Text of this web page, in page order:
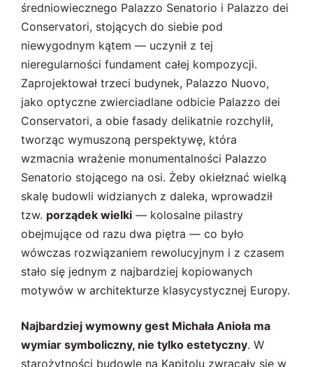
średniowiecznego Palazzo Senatorio i Palazzo dei
Conservatori, stojących do siebie pod
niewygodnym kątem — uczynił z tej
nieregularności fundament całej kompozycji.
Zaprojektował trzeci budynek, Palazzo Nuovo,
jako optyczne zwierciadlane odbicie Palazzo dei
Conservatori, a obie fasady delikatnie rozchylił,
tworząc wymuszoną perspektywę, która
wzmacnia wrażenie monumentalności Palazzo
Senatorio stojącego na osi. Żeby okiełznać wielką
skalę budowli widzianych z daleka, wprowadził
tzw. porządek wielki — kolosalne pilastry
obejmujące od razu dwa piętra — co było
wówczas rozwiązaniem rewolucyjnym i z czasem
stało się jednym z najbardziej kopiowanych
motywów w architekturze klasycystycznej Europy.
Najbardziej wymowny gest Michała Anioła ma
wymiar symboliczny, nie tylko estetyczny. W
starożytności budowle na Kapitolu zwracały się w